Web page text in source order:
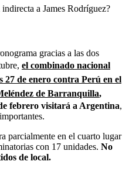
a James Rodríguez?
gracias a las dos
el combinado nacional
de enero contra Perú en el
de Barranquilla,
febrero visitará a Argentina,
parcialmente en el cuarto lugar
con 17 unidades. No
de local.